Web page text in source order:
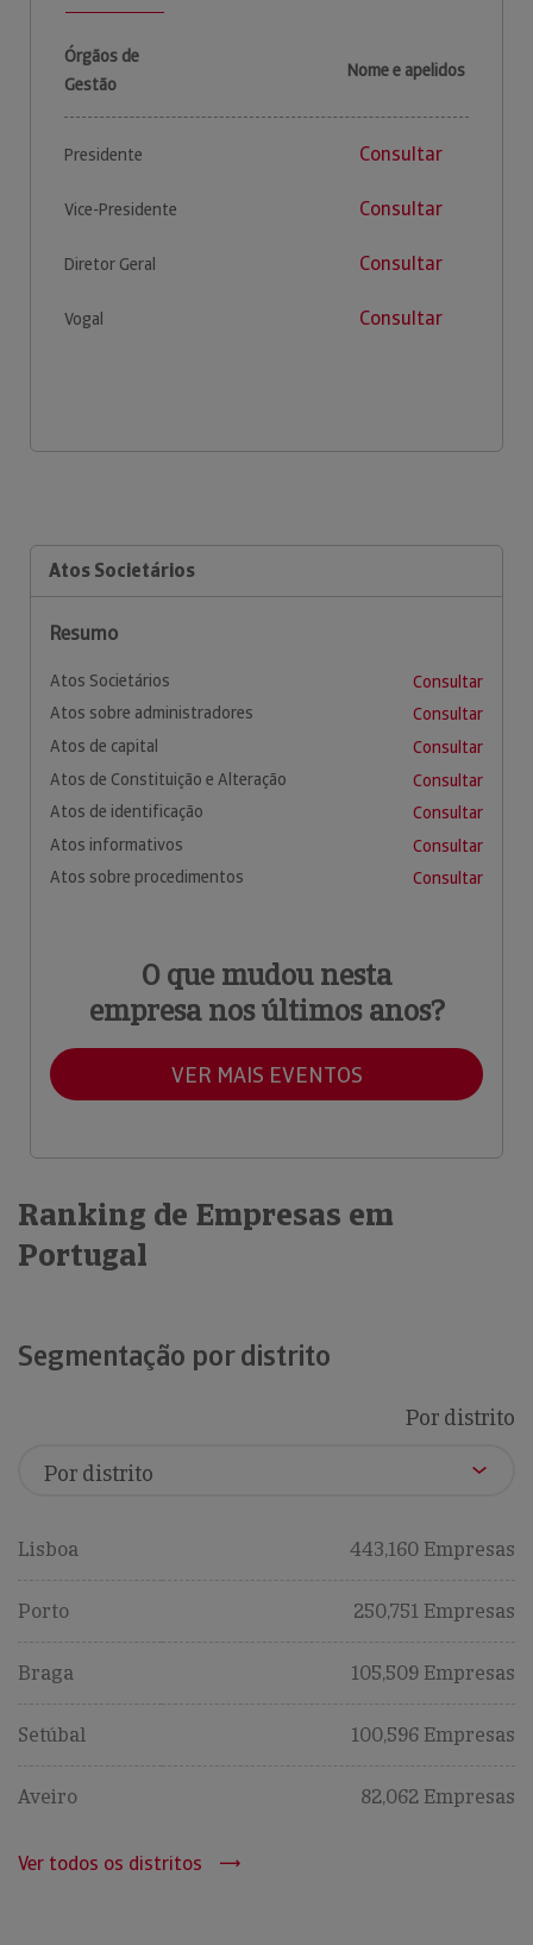
Órgãos de
Gestão
Nome e apelidos
Presidente Consultar
Vice-Presidente Consultar
Diretor Geral Consultar
Vogal Consultar
Atos Societários
Resumo
Atos Societários
Consultar
Atos sobre administradores
Consultar
Atos de capital
Consultar
Atos de Constituição e Alteração
Consultar
Atos de identificação
Consultar
Atos informativos
Consultar
Atos sobre procedimentos
Consultar
O que mudou nesta
empresa nos últimos anos?
VER MAIS EVENTOS
Ranking de Empresas em
Portugal
Segmentação por distrito
Por distrito
Lisboa 443,160 Empresas
Porto 250,751 Empresas
Braga 105,509 Empresas
Setúbal 100,596 Empresas
Aveiro 82,062 Empresas
Ver todos os distritos